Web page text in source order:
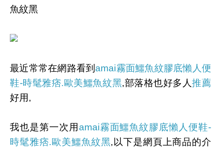
魚紋黑
最近常常在網路看到amai霧面鱷魚紋膠底懶人便
鞋-時髦雅痞.歐美鱷魚紋黑,部落格也好多人推薦
好用,
我也是第一次用amai霧面鱷魚紋膠底懶人便鞋-
時髦雅痞.歐美鱷魚紋黑,以下是網頁上商品的介